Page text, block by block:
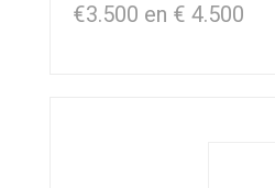
€3.500 en € 4.500